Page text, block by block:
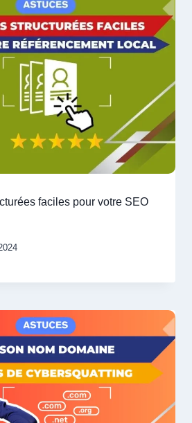
faciles pour votre SEO